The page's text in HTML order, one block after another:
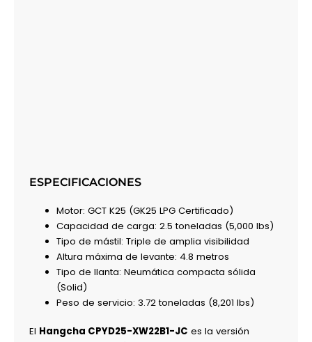
ESPECIFICACIONES
Motor: GCT K25 (GK25 LPG Certificado)
Capacidad de carga: 2.5 toneladas (5,000 lbs)
Tipo de mástil: Triple de amplia visibilidad
Altura máxima de levante: 4.8 metros
Tipo de llanta: Neumática compacta sólida
(Solid)
Peso de servicio: 3.72 toneladas (8,201 lbs)
El Hangcha CPYD25-XW22B1-JC es la versión